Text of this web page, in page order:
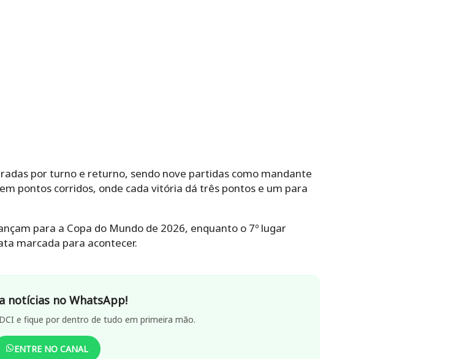
por turno e returno, sendo nove partidas como mandante
pontos corridos, onde cada vitória dá três pontos e um para
para a Copa do Mundo de 2026, enquanto o 7º lugar
marcada para acontecer.
notícias no WhatsApp!
e fique por dentro de tudo em primeira mão.
ENTRE NO CANAL